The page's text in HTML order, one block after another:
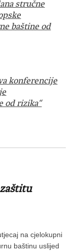
stručne
baštine od
konferencije
od rizika“​
na cjelokupni
baštinu uslijed